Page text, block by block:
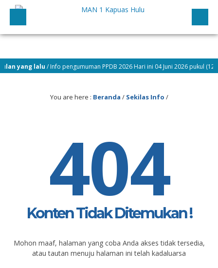
yang lalu/ Info pengumuman PPDB 2026 Hari ini 04 Juni 2026 pukul (12.00
You are here : Beranda / Sekilas Info /
404
Konten Tidak Ditemukan !
Mohon maaf, halaman yang coba Anda akses tidak tersedia,
atau tautan menuju halaman ini telah kadaluarsa